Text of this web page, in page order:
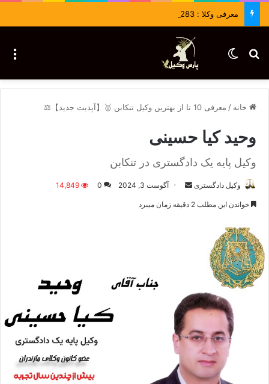
معرفی وکلا : 09036430283
جستجو برایتغییر پوسته
خانه / معرفی 10 تا از بهترین وکیل تنکابن 🥇【آپدیت جدید】⚖️
وحید کیا حسینی
وکیل پایه یک دادگستری در تنکابن
وکیل دادگستری
ی
ل
آگوست 3, 2024 0
14,849
خواندن این مطلب 2 دقیقه زمان میبرد